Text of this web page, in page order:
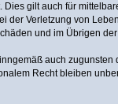
gilt auch für
der Verletzung von
und im Übrigen
auch
Recht bleiben